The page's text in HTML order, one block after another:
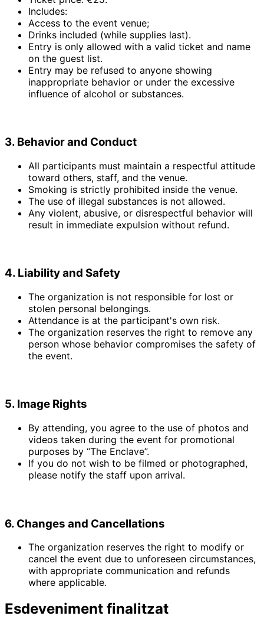
Includes:
Access to the event venue;
Drinks included (while supplies last).
Entry is only allowed with a valid ticket and name
on the guest list.
Entry may be refused to anyone showing
inappropriate behavior or under the excessive
influence of alcohol or substances.
3. Behavior and Conduct
All participants must maintain a respectful attitude
toward others, staff, and the venue.
Smoking is strictly prohibited inside the venue.
The use of illegal substances is not allowed.
Any violent, abusive, or disrespectful behavior will
result in immediate expulsion without refund.
4. Liability and Safety
The organization is not responsible for lost or
stolen personal belongings.
Attendance is at the participant's own risk.
The organization reserves the right to remove any
person whose behavior compromises the safety of
the event.
5. Image Rights
By attending, you agree to the use of photos and
videos taken during the event for promotional
purposes by “The Enclave”.
If you do not wish to be filmed or photographed,
please notify the staff upon arrival.
6. Changes and Cancellations
The organization reserves the right to modify or
cancel the event due to unforeseen circumstances,
with appropriate communication and refunds
where applicable.
Esdeveniment finalitzat